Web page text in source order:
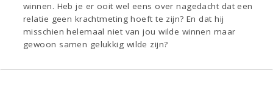
winnen. Heb je er ooit wel eens over nagedacht dat een
relatie geen krachtmeting hoeft te zijn? En dat hij
misschien helemaal niet van jou wilde winnen maar
gewoon samen gelukkig wilde zijn?